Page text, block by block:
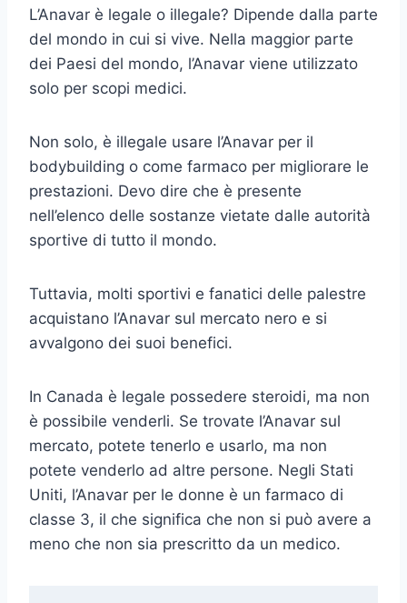
L’Anavar è legale o illegale? Dipende dalla parte
del mondo in cui si vive. Nella maggior parte
dei Paesi del mondo, l’Anavar viene utilizzato
solo per scopi medici.
Non solo, è illegale usare l’Anavar per il
bodybuilding o come farmaco per migliorare le
prestazioni. Devo dire che è presente
nell’elenco delle sostanze vietate dalle autorità
sportive di tutto il mondo.
Tuttavia, molti sportivi e fanatici delle palestre
acquistano l’Anavar sul mercato nero e si
avvalgono dei suoi benefici.
In Canada è legale possedere steroidi, ma non
è possibile venderli. Se trovate l’Anavar sul
mercato, potete tenerlo e usarlo, ma non
potete venderlo ad altre persone. Negli Stati
Uniti, l’Anavar per le donne è un farmaco di
classe 3, il che significa che non si può avere a
meno che non sia prescritto da un medico.